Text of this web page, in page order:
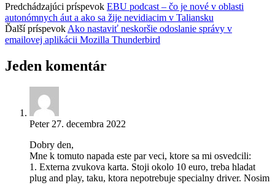
Predchádzajúci príspevok EBU podcast – čo je nové v oblasti
autonómnych áut a ako sa žije nevidiacim v Taliansku
Ďalší príspevok Ako nastaviť neskoršie odoslanie správy v
emailovej aplikácii Mozilla Thunderbird
Jeden komentár
Peter 27. decembra 2022
Dobry den,
Mne k tomuto napada este par veci, ktore sa mi osvedcili:
1. Externa zvukova karta. Stoji okolo 10 euro, treba hladat
plug and play, taku, ktora nepotrebuje specialny driver. Nosim